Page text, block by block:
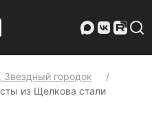
городок
из Щелкова стали